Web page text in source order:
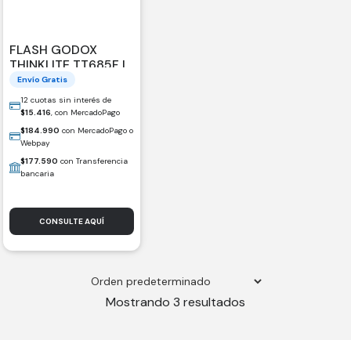
FLASH GODOX
THINKLITE TT685F II
PARA FUJIFILM
Envío Gratis
12 cuotas sin interés de
$15.416, con MercadoPago
$184.990 con MercadoPago o
Webpay
$177.590 con Transferencia
bancaria
CONSULTE AQUÍ
Mostrando 3 resultados